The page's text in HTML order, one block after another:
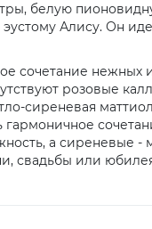
белую
Алису. Он
сочетание
розовые
сиреневая
гармоничное
а сиреневые -
свадьбы или